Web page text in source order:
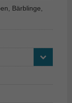
Bärblinge,